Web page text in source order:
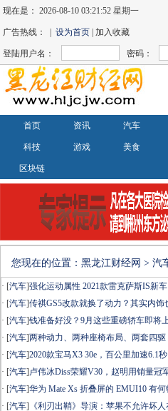
现在是：2026-08-10 03:21:52 星期一
广告热线： |设为首页 | 加入收藏
登陆用户名： 密码：
首页 资讯 汽车
科技 游戏 美食
区块链
您现在的位置： 黑龙江财经网 > 汽
· [汽车]强化运动属性 2021款雷克萨斯IS新
· [汽车]传祺GS5改款就换了动力？其实内饰
· [汽车]钱准备好没？9月这些重磅轿车即将
· [汽车]两种动力、两种座椅布局、两套四
· [汽车]2020款宝马X3 30e，百公里加速6.1
· [汽车]卢伟冰Diss荣耀V30，赵明用销量冠
· [汽车]华为 Mate Xs 折叠屏的 EMUI10 有
· [汽车] 《利刃出鞘》导演：苹果不允许坏